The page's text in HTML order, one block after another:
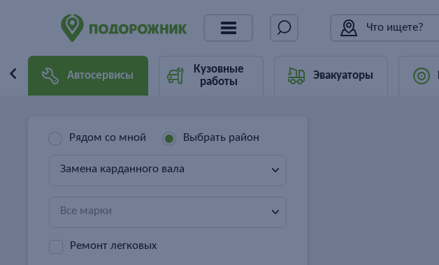
Что ищете?
Автосервисы
Кузовные
работы
Эвакуаторы
Рядом со мной Выбрать район
Замена карданного вала
Все марки
Ремонт легковых